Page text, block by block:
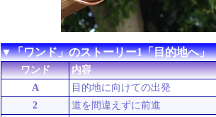
▼「ワンド」のストーリー1「目的地へ」
ワンド
内容
A
目的地に向けての出発
2
道を間違えずに前進